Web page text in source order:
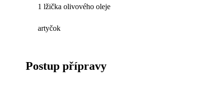
1 lžička olivového oleje
artyčok
Postup přípravy